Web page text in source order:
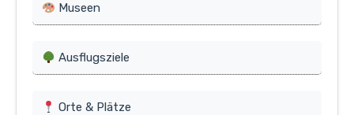
Museen
Ausflugsziele
Orte & Plätze